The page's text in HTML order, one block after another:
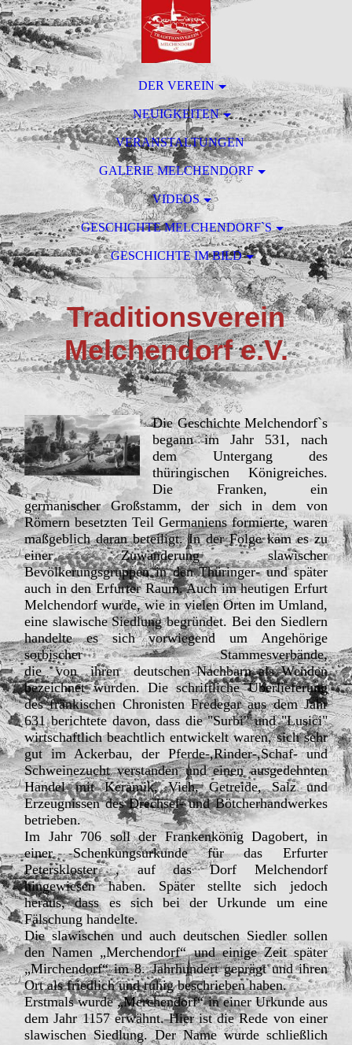
DER VEREIN
NEUIGKEITEN
VERANSTALTUNGEN
GALERIE MELCHENDORF
VIDEOS
GESCHICHTE MELCHENDORF`S
GESCHICHTE IM BILD
Traditionsverein
Melchendorf e.V.
Die Geschichte Melchendorf`s
begann im Jahr 531, nach
dem Untergang des
thüringischen Königreiches.
Die Franken, ein
germanischer Großstamm, der sich in dem von
Römern besetzten Teil Germaniens formierte, waren
maßgeblich daran beteiligt. In der Folge kam es zu
einer Zuwanderung slawischer
Bevölkerungsgruppen in den Thüringer- und später
auch in den Erfurter Raum. Auch im heutigen Erfurt
Melchendorf wurde, wie in vielen Orten im Umland,
eine slawische Siedlung begründet. Bei den Siedlern
handelte es sich vorwiegend um Angehörige
sorbischer Stammesverbände,
die von ihren deutschen Nachbarn als Wenden
bezeichnet wurden. Die schriftliche Überlieferung
des fränkischen Chronisten Fredegar aus dem Jahr
631 berichtete davon, dass die "Surbi" und "Lusici"
wirtschaftlich beachtlich entwickelt waren, sich sehr
gut im Ackerbau, der Pferde-,Rinder-,Schaf- und
Schweinezucht verstanden und einen ausgedehnten
Handel mit Keramik, Vieh, Getreide, Salz und
Erzeugnissen des Drechsel- und Bötcherhandwerkes
betrieben.
Im Jahr 706 soll der Frankenkönig Dagobert, in
einer Schenkungsurkunde für das Erfurter
Peterskloster , auf das Dorf Melchendorf
hingewiesen haben. Später stellte sich jedoch
heraus, dass es sich bei der Urkunde um eine
Fälschung handelte.
Die slawischen und auch deutschen Siedler sollen
den Namen „Merchendorf“ und einige Zeit später
„Mirchendorf“ im 8. Jahrhundert geprägt und ihren
Ort als friedlich und ruhig beschrieben haben.
Erstmals wurde „Merchendorf“ in einer Urkunde aus
dem Jahr 1157 erwähnt. Hier ist die Rede von einer
slawischen Siedlung. Der Name wurde schließlich